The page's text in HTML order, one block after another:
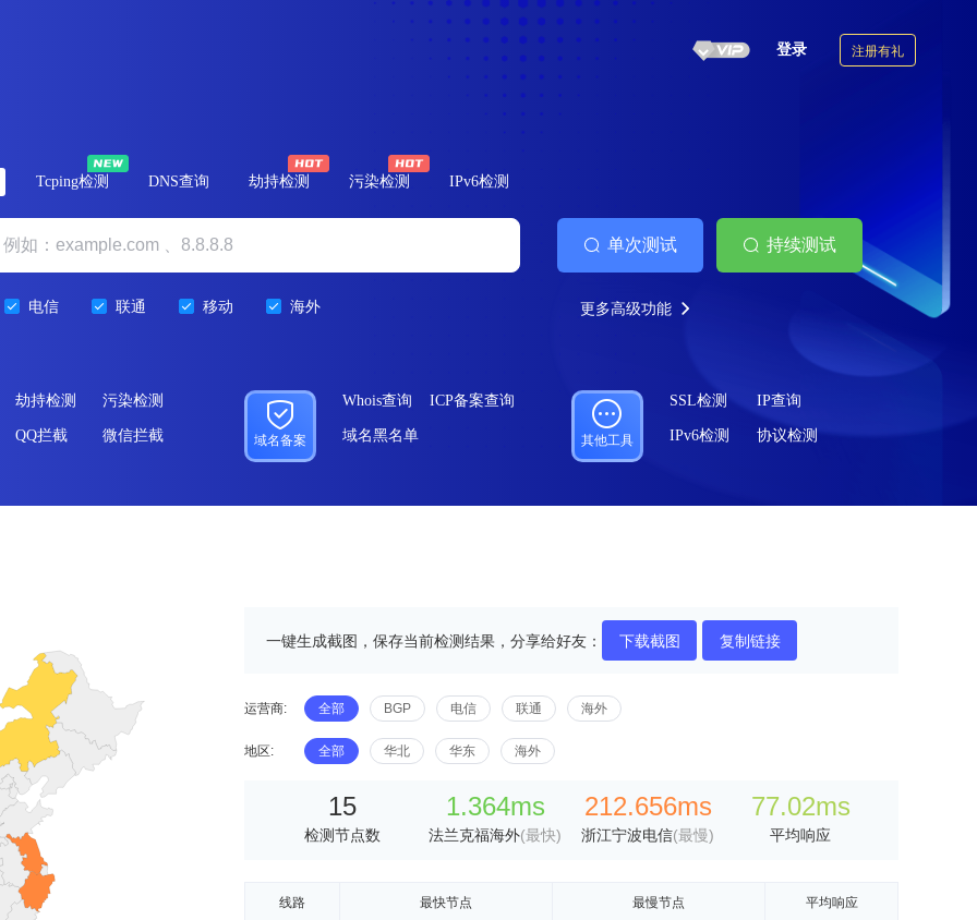
登录 注册有礼
Tcping检测 DNS查询 劫持检测 污染检测 IPv6检测
单次测试 持续测试
电信 联通 移动 海外 更多高级功能
劫持检测 污染检测
QQ拦截 微信拦截 域名备案
Whois查询 ICP备案查询
域名黑名单 其他工具
SSL检测 IP查询
IPv6检测 协议检测
一键生成截图，保存当前检测结果，分享给好友： 下载截图 复制链接
运营商: 全部 BGP 电信 联通 海外
地区: 全部 华北 华东 海外
15
检测节点数
1.364ms
法兰克福海外(最快)
212.656ms
浙江宁波电信(最慢)
77.02ms
平均响应
线路 最快节点 最慢节点 平均响应